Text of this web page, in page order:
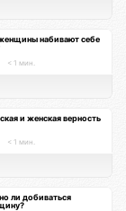
набивают себе
< 1 мин.
и женская верность
< 1 мин.
ли добиваться